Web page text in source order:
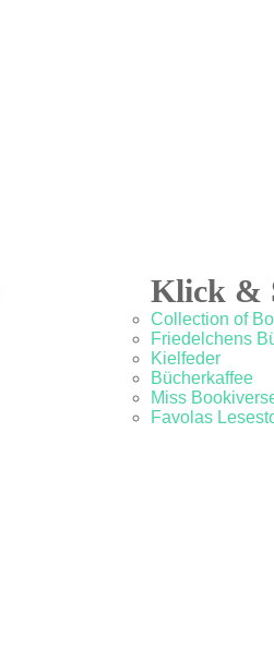
Klick &
Collection of
Friedelchens
Kielfeder
Bücherkaffee
Miss
Favolas